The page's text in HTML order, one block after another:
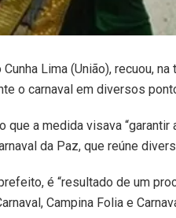
Lima (União), recuou,
o carnaval em diversos
a medida visava “garantir
da Paz, que reúne
é “resultado de um
Campina Folia e